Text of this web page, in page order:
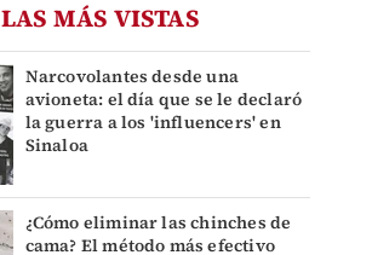
LAS MÁS VISTAS
Narcovolantes desde una
avioneta: el día que se le declaró
la guerra a los 'influencers' en
Sinaloa
¿Cómo eliminar las chinches de
cama? El método más efectivo